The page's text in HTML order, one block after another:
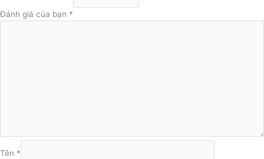
Đánh giá của bạn *
Tên *